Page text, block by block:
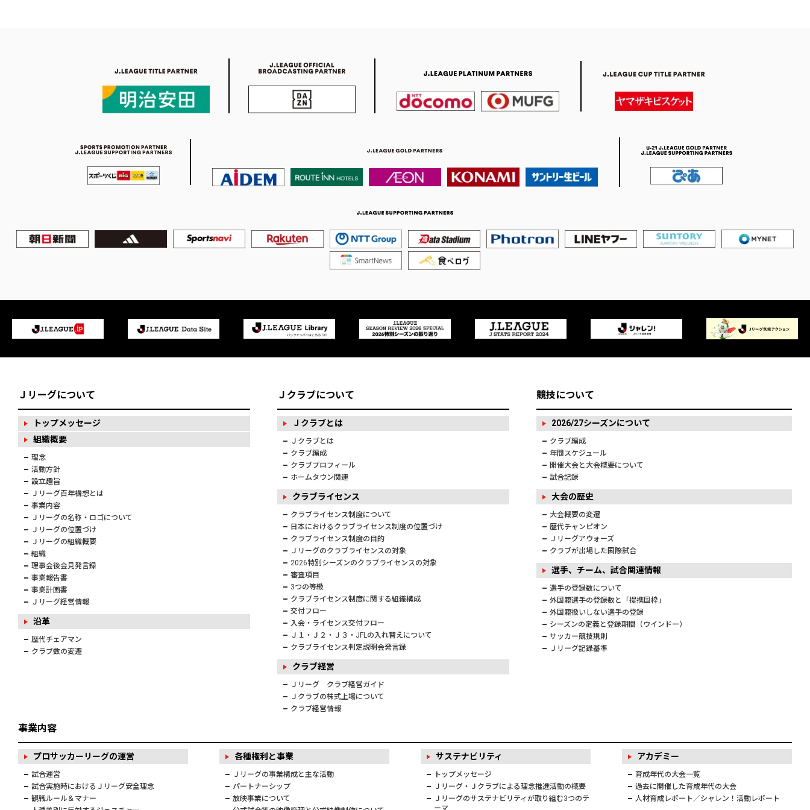
Ｊリーグについて
トップメッセージ
組織概要
理念
活動方針
設立趣旨
Ｊリーグ百年構想とは
事業内容
Ｊリーグの名称・ロゴについて
Ｊリーグの位置づけ
Ｊリーグの組織概要
組織
理事会後会見発言録
事業報告書
事業計画書
Ｊリーグ経営情報
沿革
歴代チェアマン
クラブ数の変遷
Ｊクラブについて
Ｊクラブとは
Ｊクラブとは
クラブ編成
クラブプロフィール
ホームタウン関連
クラブライセンス
クラブライセンス制度について
日本におけるクラブライセンス制度の位置づけ
クラブライセンス制度の目的
Ｊリーグのクラブライセンスの対象
2026特別シーズンのクラブライセンスの対象
審査項目
3つの等級
クラブライセンス制度に関する組織構成
交付フロー
入会・ライセンス交付フロー
Ｊ１・Ｊ２・Ｊ３・JFLの入れ替えについて
クラブライセンス判定説明会発言録
クラブ経営
Ｊリーグ クラブ経営ガイド
Ｊクラブの株式上場について
クラブ経営情報
競技について
2026/27シーズンについて
クラブ編成
年間スケジュール
開催大会と大会概要について
試合記録
大会の歴史
大会概要の変遷
歴代チャンピオン
Ｊリーグアウォーズ
クラブが出場した国際試合
選手、チーム、試合関連情報
選手の登録数について
外国籍選手の登録数と「提携国枠」
外国籍扱いしない選手の登録
シーズンの定義と登録期間（ウインドー）
サッカー競技規則
Ｊリーグ記録基準
事業内容
プロサッカーリーグの運営
試合運営
試合実施時におけるＪリーグ安全理念
観戦ルール＆マナー
各種権利と事業
Ｊリーグの事業構成と主な活動
パートナーシップ
放映事業について
サステナビリティ
トップメッセージ
Ｊリーグ・Ｊクラブによる理念推進活動の概要
Ｊリーグのサステナビリティが取り組む3つのテ
ーマ
アカデミー
育成年代の大会一覧
過去に開催した育成年代の大会
人材育成レポート／シャレン！活動レポート